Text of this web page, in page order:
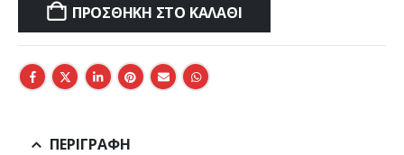
ΠΡΟΣΘΉΚΗ ΣΤΟ ΚΑΛΆΘΙ
ΠΕΡΙΓΡΑΦΉ